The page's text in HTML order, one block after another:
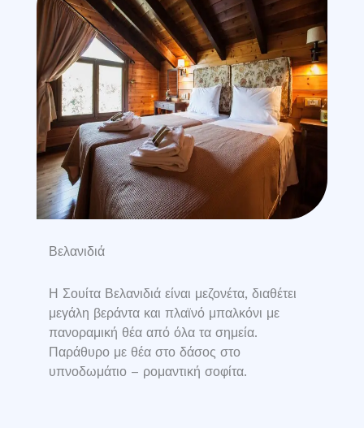
Βελανιδιά
Η Σουίτα Βελανιδιά είναι μεζονέτα, διαθέτει
μεγάλη βεράντα και πλαϊνό μπαλκόνι με
πανοραμική θέα από όλα τα σημεία.
Παράθυρο με θέα στο δάσος στο
υπνοδωμάτιο – ρομαντική σοφίτα.